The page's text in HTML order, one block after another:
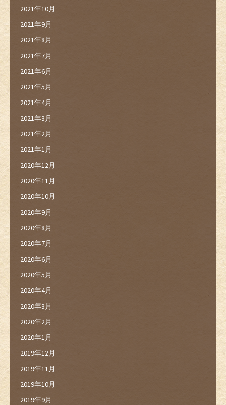
2021年10月
2021年9月
2021年8月
2021年7月
2021年6月
2021年5月
2021年4月
2021年3月
2021年2月
2021年1月
2020年12月
2020年11月
2020年10月
2020年9月
2020年8月
2020年7月
2020年6月
2020年5月
2020年4月
2020年3月
2020年2月
2020年1月
2019年12月
2019年11月
2019年10月
2019年9月